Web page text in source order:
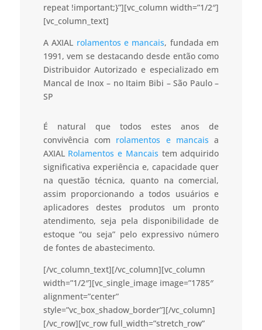
repeat !important;}”][vc_column width=”1/2″]
[vc_column_text]
A AXIAL rolamentos e mancais, fundada em
1991, vem se destacando desde então como
Distribuidor Autorizado e especializado em
Mancal de Inox – no Itaim Bibi – São Paulo –
SP
É natural que todos estes anos de
convivência com rolamentos e mancais a
AXIAL Rolamentos e Mancais tem adquirido
significativa experiência e, capacidade quer
na questão técnica, quanto na comercial,
assim proporcionando a todos usuários e
aplicadores destes produtos um pronto
atendimento, seja pela disponibilidade de
estoque “ou seja” pelo expressivo número
de fontes de abastecimento.
[/vc_column_text][/vc_column][vc_column
width=”1/2″][vc_single_image image=”1785″
alignment=”center”
style=”vc_box_shadow_border”][/vc_column]
[/vc_row][vc_row full_width=”stretch_row”